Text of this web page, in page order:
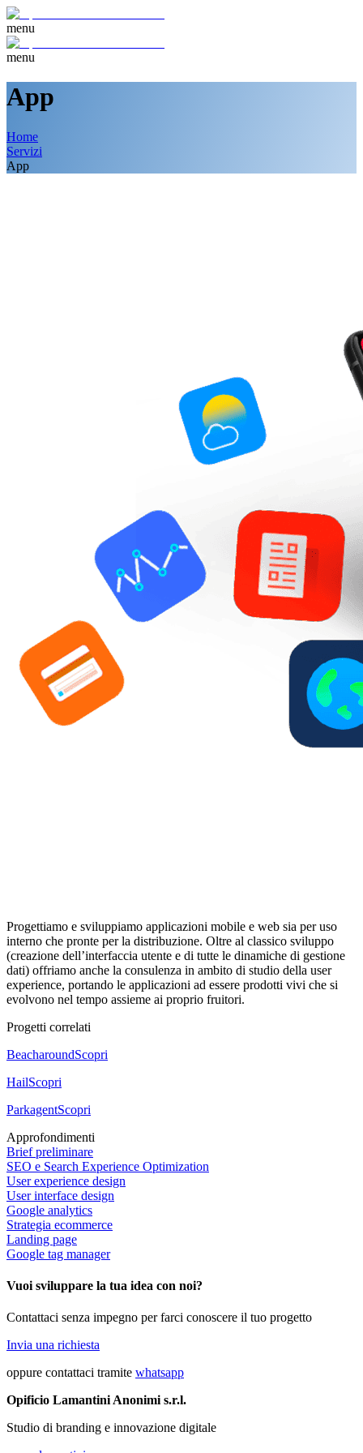
menu
menu
App
Home
Servizi
App
Progettiamo e sviluppiamo applicazioni mobile e web sia per uso
interno che pronte per la distribuzione. Oltre al classico sviluppo
(creazione dell’interfaccia utente e di tutte le dinamiche di gestione
dati) offriamo anche la consulenza in ambito di studio della user
experience, portando le applicazioni ad essere prodotti vivi che si
evolvono nel tempo assieme ai proprio fruitori.
Progetti correlati
BeacharoundScopri
HailScopri
ParkagentScopri
Approfondimenti
Brief preliminare
SEO e Search Experience Optimization
User experience design
User interface design
Google analytics
Strategia ecommerce
Landing page
Google tag manager
Vuoi sviluppare la tua idea con noi?
Contattaci senza impegno per farci conoscere il tuo progetto
Invia una richiesta
oppure contattaci tramite whatsapp
Opificio Lamantini Anonimi s.r.l.
Studio di branding e innovazione digitale